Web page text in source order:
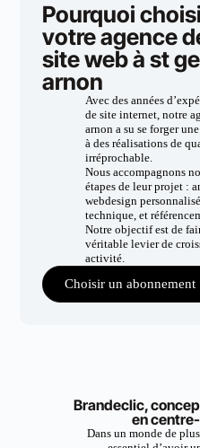
Pourquoi
votre agence
site web à st
arnon
Avec des années
de site internet, notre
arnon a su se forger
à des réalisations de
irréprochable.
Nous accompagnons
étapes de leur projet :
webdesign
technique, et
Notre objectif est de
véritable levier de
activité.
Choisir un abonnement
Brandeclic,
en
Dans un monde de